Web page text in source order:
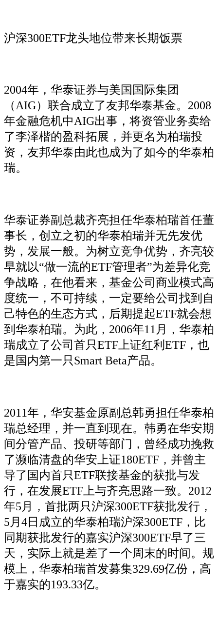
沪深300ETF龙头地位带来长期饭票
2004年，华泰证券与美国国际集团
（AIG）联合成立了友邦华泰基金。2008
年金融危机中AIG出事，将资管业务卖给
了李泽楷的盈科拓展，并更名为柏瑞投
资，友邦华泰由此也成为了如今的华泰柏
瑞。
华泰证券副总裁齐亮担任华泰柏瑞首任董
事长，创立之初的华泰柏瑞并无先发优
势，发展一般。为树立竞争优势，齐亮较
早就以“做一流的ETF管理者”为差异化竞
争战略，在他看来，基金公司商业模式高
度统一，不可持续，一定要给公司找到自
己特色的生态方式，后期提起ETF就会想
到华泰柏瑞。为此，2006年11月，华泰柏
瑞成立了公司首只ETF上证红利ETF，也
是国内第一只Smart Beta产品。
2011年，华安基金原副总韩勇担任华泰柏
瑞总经理，并一直到现在。韩勇在华安期
间分管产品、投研等部门，曾经成功挽救
了濒临清盘的华安上证180ETF，并曾主
导了国内首只ETF联接基金的获批与发
行，在发展ETF上与齐亮思路一致。2012
年5月，首批两只沪深300ETF获批发行，
5月4日成立的华泰柏瑞沪深300ETF，比
同期获批发行的嘉实沪深300ETF早了三
天，实际上就是差了一个周末的时间。规
模上，华泰柏瑞首发募集329.69亿份，高
于嘉实的193.33亿。